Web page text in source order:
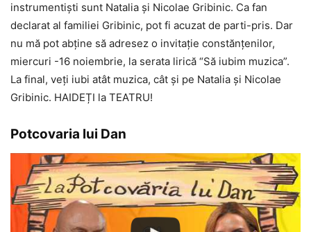
instrumentiști sunt Natalia și Nicolae Gribinic. Ca fan
declarat al familiei Gribinic, pot fi acuzat de parti-pris. Dar
nu mă pot abține să adresez o invitație constănțenilor,
miercuri -16 noiembrie, la serata lirică “Să iubim muzica”.
La final, veți iubi atât muzica, cât și pe Natalia și Nicolae
Gribinic. HAIDEȚI la TEATRU!
Potcovaria lui Dan